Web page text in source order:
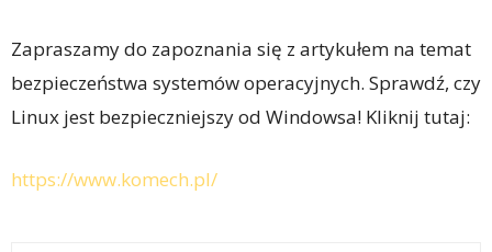
Zapraszamy do zapoznania się z artykułem na temat
bezpieczeństwa systemów operacyjnych. Sprawdź, czy
Linux jest bezpieczniejszy od Windowsa! Kliknij tutaj:
https://www.komech.pl/